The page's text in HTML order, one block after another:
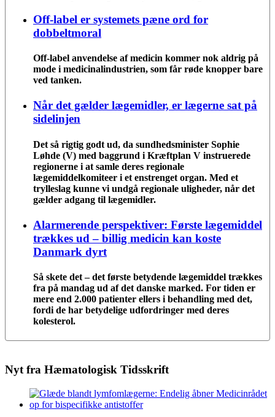
Off-label er systemets pæne ord for
dobbeltmoral
Off-label anvendelse af medicin kommer nok aldrig på
mode i medicinalindustrien, som får røde knopper bare
ved tanken.
Når det gælder lægemidler, er lægerne sat på
sidelinjen
Det så rigtig godt ud, da sundhedsminister Sophie
Løhde (V) med baggrund i Kræftplan V instruerede
regionerne i at samle deres regionale
lægemiddelkomiteer i et enstrenget organ. Med et
trylleslag kunne vi undgå regionale uligheder, når det
gælder adgang til lægemidler.
Alarmerende perspektiver: Første lægemiddel
trækkes ud – billig medicin kan koste
Danmark dyrt
Så skete det – det første betydende lægemiddel trækkes
fra på mandag ud af det danske marked. For tiden er
mere end 2.000 patienter ellers i behandling med det,
fordi de har betydelige udfordringer med deres
kolesterol.
Nyt fra Hæmatologisk Tidsskrift